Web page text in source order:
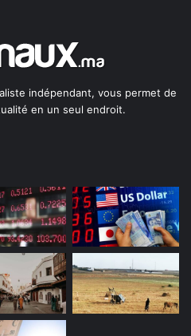
indépendant, vous permet de
en un seul endroit.